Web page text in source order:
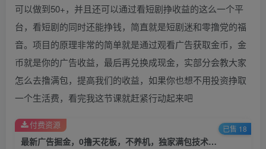
可以做到50+，并且还可以通过看短剧挣收益的这么一个平
台，看短剧的同时还能挣钱，简直就是短剧迷和零撸党的福
音。项目的原理非常的简单就是通过观看广告获取金币，金
币就是你的广告收益，最后再兑换成现金，实部分会教大家
怎么去撸满包，提高我们的收益，如果你也想不用投资挣取
一个生活费，看完我这节课就赶紧行动起来吧
最新广告掘金，0撸天花板，不养机，独家满包技术 一小时50+，矩阵操作单日轻松5张【揭秘】
付费资源 已售 18